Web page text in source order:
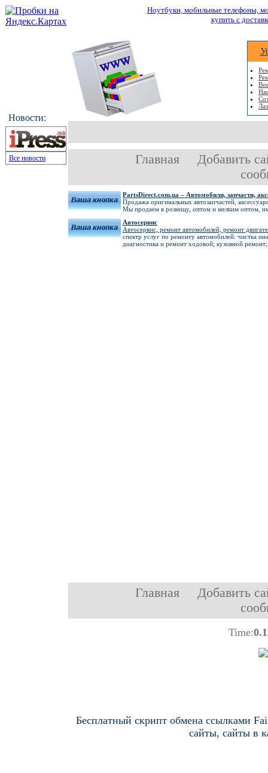
Ноутбуки, мобильные телефоны,
купить с
Главная
Добавить
PartsDirect.com.ua – Автомобили, запчасти,
Продажа оригинальных автозапчастей,
Мы продаем в розницу, оптом и мелким оптом,
Автосервис
Автосервис, ремонт автомобилей, ремонт
спектр услуг по ремонту автомобилей: чистка
диагностика и ремонт ходовой; кузовной
Главная
Добавить
Time:
Бесплатный скрипт обмена ссылками
сайты, сайты в
Новости:
Все новости